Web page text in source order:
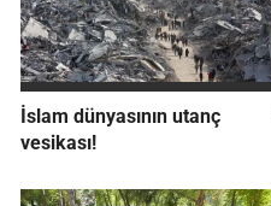
İslam dünyasının utanç
vesikası!